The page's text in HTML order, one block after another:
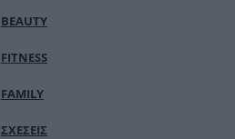
BEAUTY
FITNESS
FAMILY
ΣΧΕΣΕΙΣ